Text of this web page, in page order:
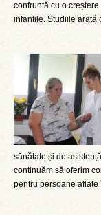
confruntă cu o
infantile. Studiile arată
sănătate și de
continuăm să oferim
pentru persoane